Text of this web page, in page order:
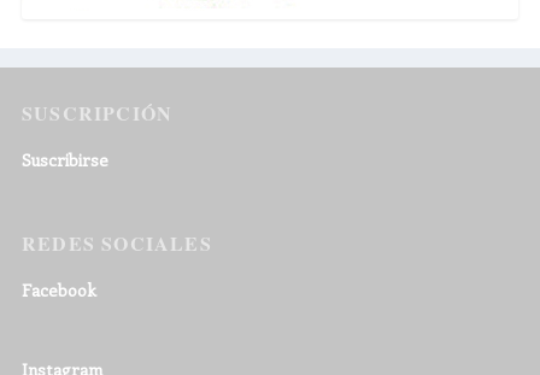
SUSCRIPCIÓN
Suscribirse
REDES SOCIALES
Facebook
Instagram